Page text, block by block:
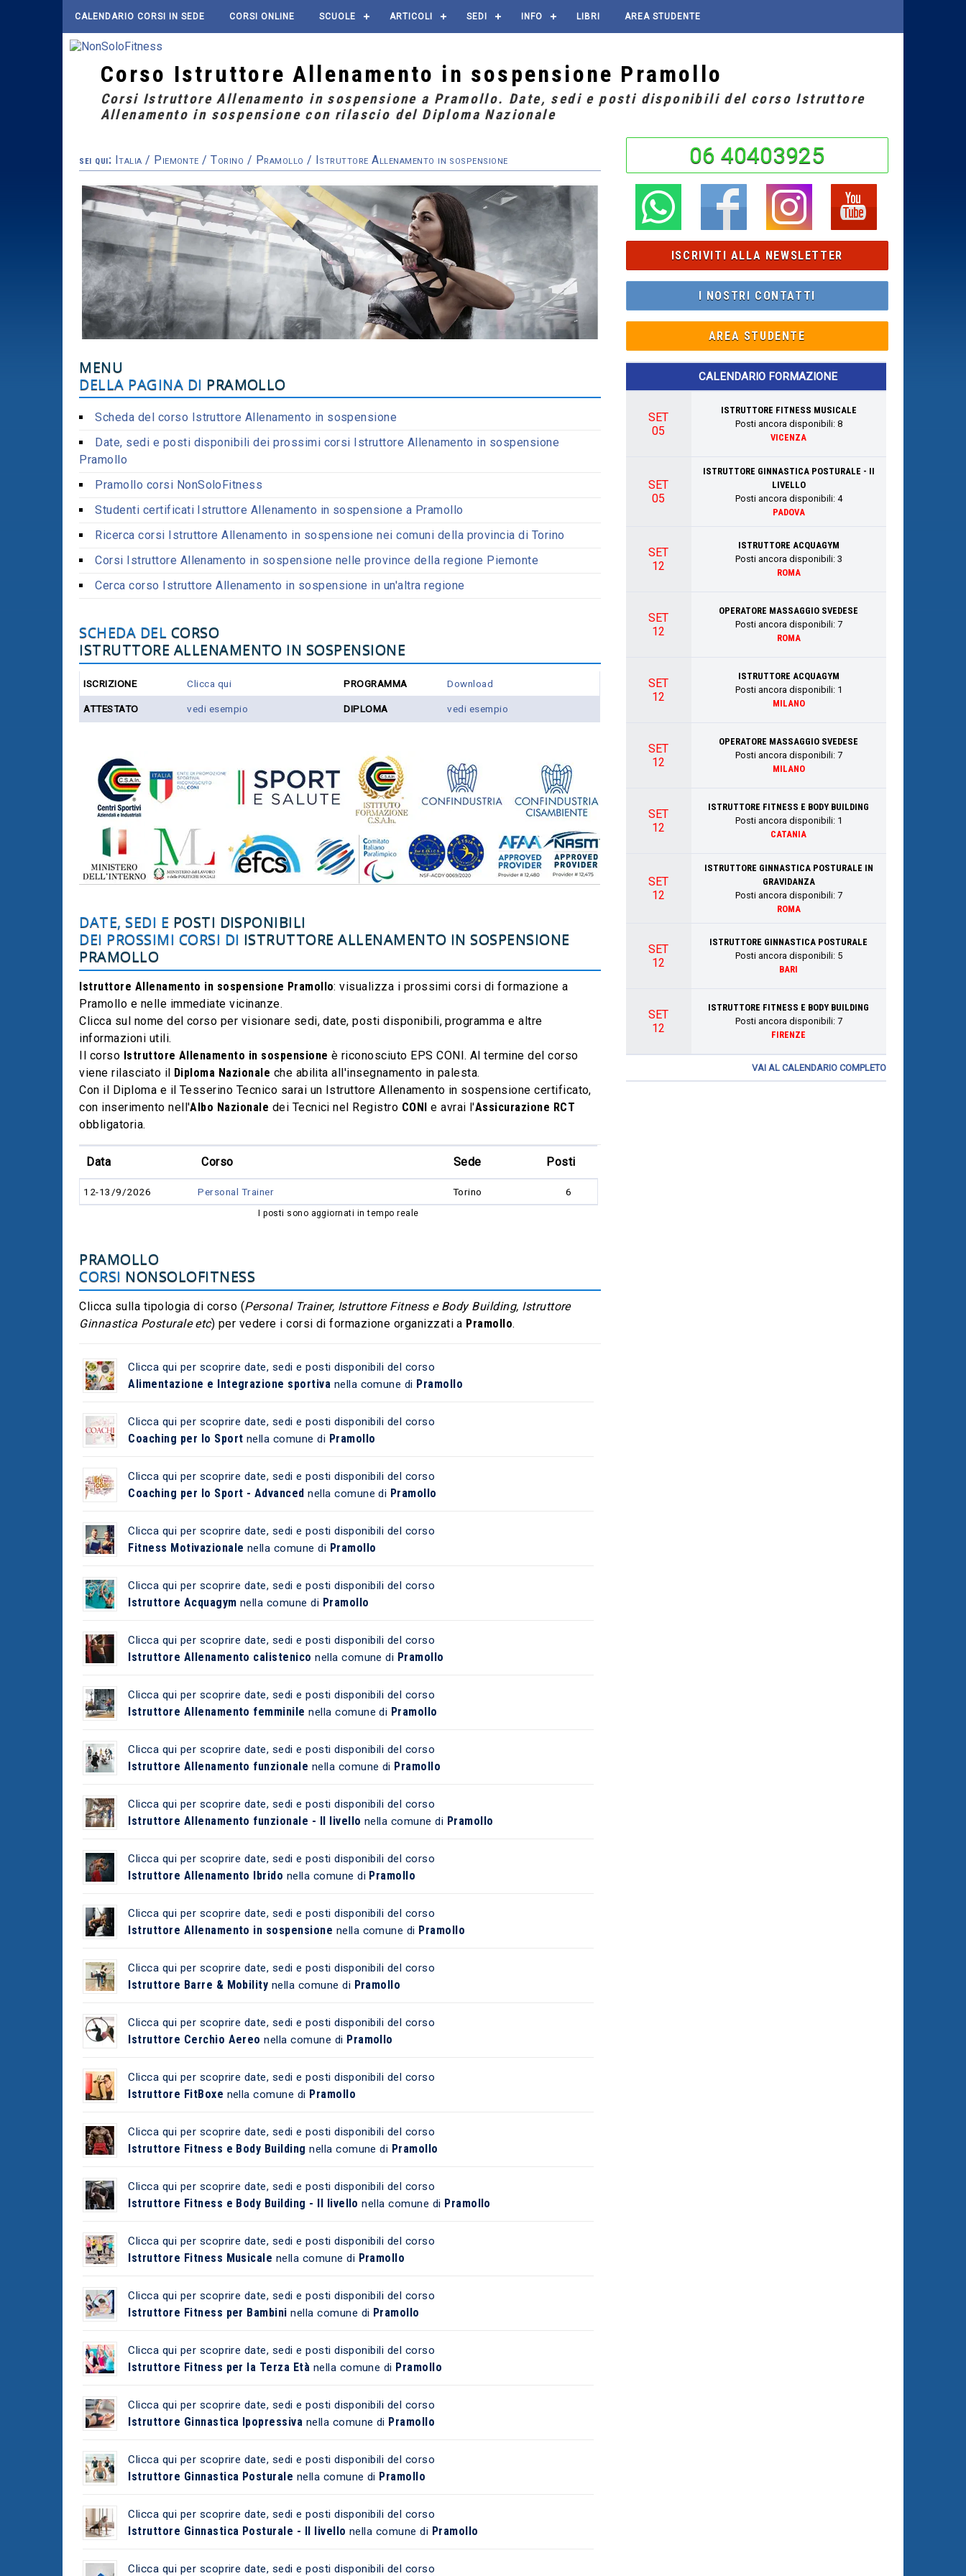
Corso Istruttore Allenamento in sospensione Pramollo
Corsi Istruttore Allenamento in sospensione a Pramollo. Date, sedi e posti disponibili del corso Istruttore
Allenamento in sospensione con rilascio del Diploma Nazionale
sei qui: Italia/ Piemonte/Torino / Pramollo/ Istruttore Allenamento in sospensione
MENU
DELLA PAGINA DI PRAMOLLO
Scheda del corso Istruttore Allenamento in sospensione
Date, sedi e posti disponibili dei prossimi corsi Istruttore Allenamento in sospensione
Pramollo
Pramollo corsi NonSoloFitness
Studenti certificati Istruttore Allenamento in sospensione a Pramollo
Ricerca corsi Istruttore Allenamento in sospensione nei comuni della provincia di Torino
Corsi Istruttore Allenamento in sospensione nelle province della regione Piemonte
Cerca corso Istruttore Allenamento in sospensione in un'altra regione
SCHEDA DEL CORSO
ISTRUTTORE ALLENAMENTO IN SOSPENSIONE
ISCRIZIONE Clicca qui PROGRAMMA Download
ATTESTATO vedi esempio DIPLOMA vedi esempio
DATE, SEDI E POSTI DISPONIBILI
DEI PROSSIMI CORSI DI ISTRUTTORE ALLENAMENTO IN SOSPENSIONE
PRAMOLLO
Istruttore Allenamento in sospensione Pramollo: visualizza i prossimi corsi di formazione a
Pramollo e nelle immediate vicinanze.
Clicca sul nome del corso per visionare sedi, date, posti disponibili, programma e altre
informazioni utili.
Il corso Istruttore Allenamento in sospensione è riconosciuto EPS CONI. Al termine del corso
viene rilasciato il
Diploma Nazionale che abilita all'insegnamento in palesta.
Con il Diploma e il Tesserino Tecnico sarai un Istruttore Allenamento in sospensione certificato,
con inserimento nell'Albo Nazionale dei Tecnici nel Registro CONI e avrai l'Assicurazione RCT
obbligatoria.
Data Corso Sede Posti
12-13/9/2026 Personal Trainer Torino 6
I posti sono aggiornati in tempo reale
PRAMOLLO
CORSI NONSOLOFITNESS
Clicca sulla tipologia di corso (Personal Trainer, Istruttore Fitness e Body Building, Istruttore
Ginnastica Posturale etc) per vedere i corsi di formazione organizzati a Pramollo.
Clicca qui per scoprire date, sedi e posti disponibili del corso
Alimentazione e Integrazione sportiva nella comune di Pramollo
Clicca qui per scoprire date, sedi e posti disponibili del corso
Coaching per lo Sport nella comune di Pramollo
Clicca qui per scoprire date, sedi e posti disponibili del corso
Coaching per lo Sport - Advanced nella comune di Pramollo
Clicca qui per scoprire date, sedi e posti disponibili del corso
Fitness Motivazionale nella comune di Pramollo
Clicca qui per scoprire date, sedi e posti disponibili del corso
Istruttore Acquagym nella comune di Pramollo
Clicca qui per scoprire date, sedi e posti disponibili del corso
Istruttore Allenamento calistenico nella comune di Pramollo
Clicca qui per scoprire date, sedi e posti disponibili del corso
Istruttore Allenamento femminile nella comune di Pramollo
Clicca qui per scoprire date, sedi e posti disponibili del corso
Istruttore Allenamento funzionale nella comune di Pramollo
Clicca qui per scoprire date, sedi e posti disponibili del corso
Istruttore Allenamento funzionale - II livello nella comune di Pramollo
Clicca qui per scoprire date, sedi e posti disponibili del corso
Istruttore Allenamento Ibrido nella comune di Pramollo
Clicca qui per scoprire date, sedi e posti disponibili del corso
Istruttore Allenamento in sospensione nella comune di Pramollo
Clicca qui per scoprire date, sedi e posti disponibili del corso
Istruttore Barre & Mobility nella comune di Pramollo
Clicca qui per scoprire date, sedi e posti disponibili del corso
Istruttore Cerchio Aereo nella comune di Pramollo
Clicca qui per scoprire date, sedi e posti disponibili del corso
Istruttore FitBoxe nella comune di Pramollo
Clicca qui per scoprire date, sedi e posti disponibili del corso
Istruttore Fitness e Body Building nella comune di Pramollo
Clicca qui per scoprire date, sedi e posti disponibili del corso
Istruttore Fitness e Body Building - II livello nella comune di Pramollo
Clicca qui per scoprire date, sedi e posti disponibili del corso
Istruttore Fitness Musicale nella comune di Pramollo
Clicca qui per scoprire date, sedi e posti disponibili del corso
Istruttore Fitness per Bambini nella comune di Pramollo
Clicca qui per scoprire date, sedi e posti disponibili del corso
Istruttore Fitness per la Terza Età nella comune di Pramollo
Clicca qui per scoprire date, sedi e posti disponibili del corso
Istruttore Ginnastica Ipopressiva nella comune di Pramollo
Clicca qui per scoprire date, sedi e posti disponibili del corso
Istruttore Ginnastica Posturale nella comune di Pramollo
Clicca qui per scoprire date, sedi e posti disponibili del corso
Istruttore Ginnastica Posturale - II livello nella comune di Pramollo
Clicca qui per scoprire date, sedi e posti disponibili del corso
06 40403925
ISCRIVITI ALLA NEWSLETTER
I NOSTRI CONTATTI
AREA STUDENTE
CALENDARIO FORMAZIONE
SET
05
ISTRUTTORE FITNESS MUSICALE
Posti ancora disponibili: 8
VICENZA
SET
05
ISTRUTTORE GINNASTICA POSTURALE - II
LIVELLO
Posti ancora disponibili: 4
PADOVA
SET
12
ISTRUTTORE ACQUAGYM
Posti ancora disponibili: 3
ROMA
SET
12
OPERATORE MASSAGGIO SVEDESE
Posti ancora disponibili: 7
ROMA
SET
12
ISTRUTTORE ACQUAGYM
Posti ancora disponibili: 1
MILANO
SET
12
OPERATORE MASSAGGIO SVEDESE
Posti ancora disponibili: 7
MILANO
SET
12
ISTRUTTORE FITNESS E BODY BUILDING
Posti ancora disponibili: 1
CATANIA
SET
12
ISTRUTTORE GINNASTICA POSTURALE IN
GRAVIDANZA
Posti ancora disponibili: 7
ROMA
SET
12
ISTRUTTORE GINNASTICA POSTURALE
Posti ancora disponibili: 5
BARI
SET
12
ISTRUTTORE FITNESS E BODY BUILDING
Posti ancora disponibili: 7
FIRENZE
VAI AL CALENDARIO COMPLETO
CALENDARIO CORSI IN SEDE CORSI ONLINE SCUOLE ARTICOLI SEDI INFO LIBRI AREA STUDENTE